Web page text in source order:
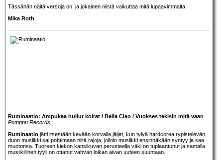
Tässähän näitä versoja on, ja jokainen niistä vaikuttaa mitä lupaavimmalta.
Mika Roth
Ruminaatio: Ampukaa hullut koirat / Bella Ciao / Vuokses tekisin mitä vaan
Pomppu Records
Ruminaatio jätti itsestään kevään korvalla jäljet, kun tylyä hardcorea rypistelevän
duon musiikki sai pohtimaan niitä rajoja, jolloin musiikki ensinnäkään syntyy ja saa
muotonsa. Tuoreen kiekon kansikuvan perusteella väki on tuplaantunut ja samalla
musiikillinen tyyli on ottanut vahvan loikan aivan uuteen suuntaan.